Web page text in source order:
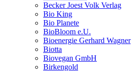
Becker Joest Volk Verlag
Bio King
Bio Planete
BioBloom e.U.
Bioenergie Gerhard Wagner
Biotta
Biovegan GmbH
Birkengold